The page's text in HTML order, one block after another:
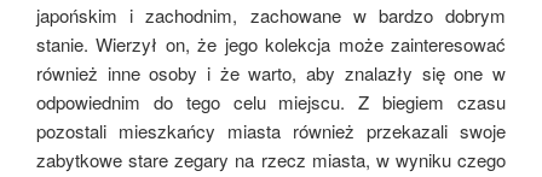
japońskim i zachodnim, zachowane w bardzo dobrym
stanie. Wierzył on, że jego kolekcja może zainteresować
również inne osoby i że warto, aby znalazły się one w
odpowiednim do tego celu miejscu. Z biegiem czasu
pozostali mieszkańcy miasta również przekazali swoje
zabytkowe stare zegary na rzecz miasta, w wyniku czego